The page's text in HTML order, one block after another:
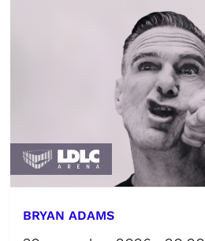
BRYAN ADAMS